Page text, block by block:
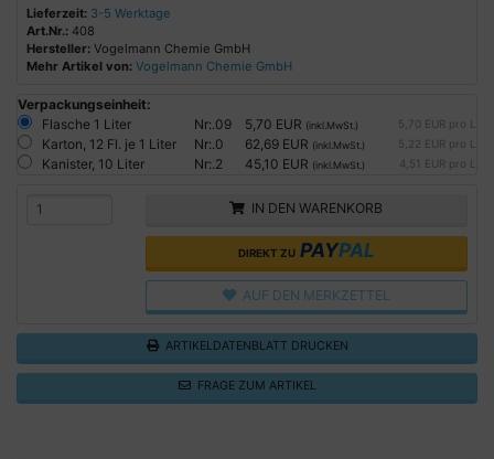
Lieferzeit: 3-5 Werktage
Art.Nr.: 408
Hersteller: Vogelmann Chemie GmbH
Mehr Artikel von: Vogelmann Chemie GmbH
Verpackungseinheit:
Flasche 1 Liter
Nr:.09 5,70 EUR (inkl.MwSt.) 5,70 EUR pro L
Karton, 12 Fl. je 1 Liter Nr:.0 62,69 EUR (inkl.MwSt.) 5,22 EUR pro L
Kanister, 10 Liter Nr:.2 45,10 EUR (inkl.MwSt.) 4,51 EUR pro L
IN DEN WARENKORB
DIREKT ZU PAYPAL
AUF DEN MERKZETTEL
ARTIKELDATENBLATT DRUCKEN
FRAGE ZUM ARTIKEL